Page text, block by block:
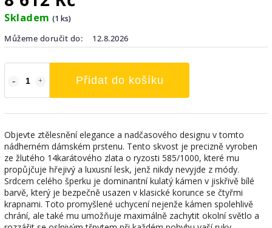
Skladem (1 ks)
Můžeme doručit do:
12.8.2026
Přidat do košíku
Objevte ztělesnění elegance a nadčasového designu v tomto
nádherném dámském prstenu. Tento skvost je precizně vyroben
ze žlutého 14karátového zlata o ryzosti 585/1000, které mu
propůjčuje hřejivý a luxusní lesk, jenž nikdy nevyjde z módy.
Srdcem celého šperku je dominantní kulatý kámen v jiskřivě bílé
barvě, který je bezpečně usazen v klasické korunce se čtyřmi
krapnami. Toto promyšlené uchycení nejenže kámen spolehlivě
chrání, ale také mu umožňuje maximálně zachytit okolní světlo a